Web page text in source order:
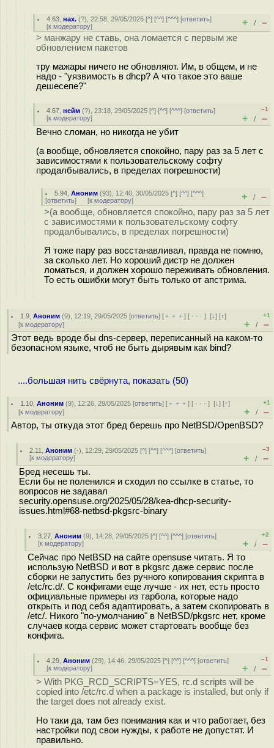
4.63 ,нах. (?), 22:58, 29/05/2025 [^] [^^] [^^^] [ответить]
[к модератору] + / –
> манжару не ставь, она ломается с первым же
обновлением пакетов
тру мажары ничего не обновляют. Им, в общем, и не
надо - "уязвимость в dhcp? А что такое это ваше
дешесепе?"
4.67 ,нейм (?), 23:18, 29/05/2025 [^] [^^] [^^^] [ответить]
[к модератору]
–1
+ / –
Вечно сломан, но никогда не убит
(а вообще, обновляется спокойно, пару раз за 5 лет с
зависимостями к пользовательскому софту
продалбывались, в пределах погрешности)
5.94 ,Аноним (93), 12:40, 30/05/2025 [^] [^^] [^^^]
[ответить] [к модератору] + / –
>(а вообще, обновляется спокойно, пару раз за 5 лет
с зависимостями к пользовательскому софту
продалбывались, в пределах погрешности)
Я тоже пару раз восстанавливал, правда не помню,
за сколько лет. Но хороший дистр не должен
ломаться, и должен хорошо переживать обновления.
То есть ошибки могут быть только от апстрима.
1.9 ,Аноним (9), 12:19, 29/05/2025 [ответить] [ ﹢﹢﹢] [ · · ·][↓] [↑]
[к модератору]
+1
+ / –
Этот ведь вроде бы dns-сервер, переписанный на каком-то
безопасном языке, чтоб не быть дырявым как bind?
....большая нить свёрнута, показать (50)
1.10 ,Аноним (9), 12:26, 29/05/2025 [ответить] [ ﹢﹢﹢] [ · · ·][↓] [↑]
[к модератору]
+1
+ / –
Автор, ты откуда этот бред берешь про NetBSD/OpenBSD?
2.11 ,Аноним (-), 12:29, 29/05/2025 [^] [^^] [^^^] [ответить]
[к модератору]
–3
+ / –
Бред несешь ты.
Если бы не поленился и сходил по ссылке в статье, то
вопросов не задавал
security.opensuse.org/2025/05/28/kea-dhcp-security-
issues.html#68-netbsd-pkgsrc-binary
3.27 ,Аноним (9), 14:28, 29/05/2025 [^] [^^] [^^^] [ответить]
[к модератору]
+2
+ / –
Сейчас про NetBSD на сайте opensuse читать. Я то
использую NetBSD и вот в pkgsrc даже сервис после
сборки не запустить без ручного копирования скрипта в
/etc/rc.d/. С конфигами еще лучше - их нет, есть просто
официальные примеры из тарбола, которые надо
открыть и под себя адаптировать, а затем скопировать в
/etc/. Никого "по-умолчанию" в NetBSD/pkgsrc нет, кроме
случаев когда сервис может стартовать вообще без
конфига.
4.29 ,Аноним (29), 14:46, 29/05/2025 [^] [^^] [^^^] [ответить]
[к модератору]
–1
+ / –
> With PKG_RCD_SCRIPTS=YES, rc.d scripts will be
copied into /etc/rc.d when a package is installed, but only if
the target does not already exist.
Но таки да, там без понимания как и что работает, без
настройки под свои нужды, к работе не допустят. И
правильно.